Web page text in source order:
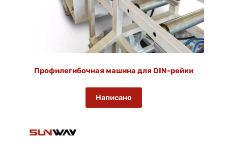
Профилегибочная машина для DIN-рейки
Написано